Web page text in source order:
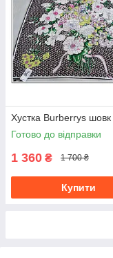
Хустка Burberrys шовк
Готово до відправки
1 360 ₴ 1 700 ₴
Купити